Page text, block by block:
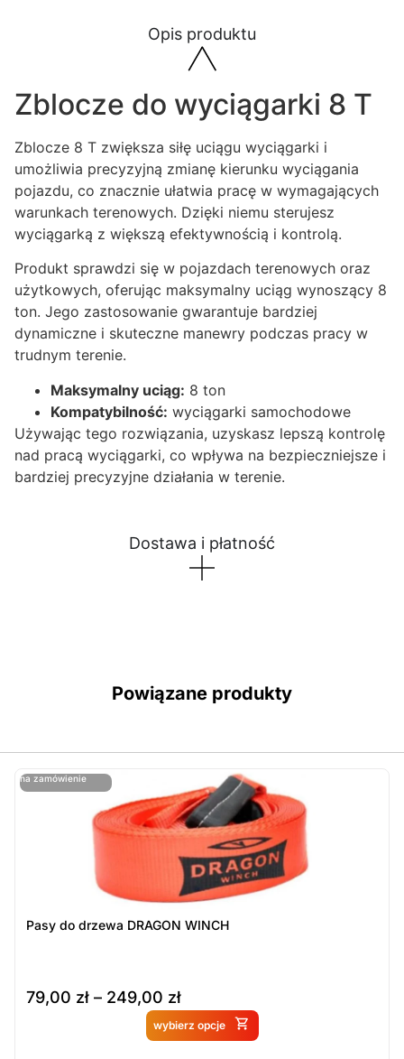
Opis produktu
Zblocze do wyciągarki 8 T
Zblocze 8 T zwiększa siłę uciągu wyciągarki i
umożliwia precyzyjną zmianę kierunku wyciągania
pojazdu, co znacznie ułatwia pracę w wymagających
warunkach terenowych. Dzięki niemu sterujesz
wyciągarką z większą efektywnością i kontrolą.
Produkt sprawdzi się w pojazdach terenowych oraz
użytkowych, oferując maksymalny uciąg wynoszący 8
ton. Jego zastosowanie gwarantuje bardziej
dynamiczne i skuteczne manewry podczas pracy w
trudnym terenie.
Maksymalny uciąg: 8 ton
Kompatybilność: wyciągarki samochodowe
Używając tego rozwiązania, uzyskasz lepszą kontrolę
nad pracą wyciągarki, co wpływa na bezpieczniejsze i
bardziej precyzyjne działania w terenie.
Dostawa i płatność
Powiązane produkty
na zamówienie
ostatnie sztuki
Pasy do drzewa DRAGON WINCH
79,00 zł – 249,00 zł
wybierz opcje
Produkt dostępny na